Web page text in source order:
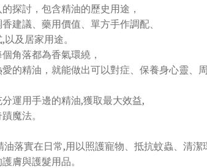
探討，包含精油的歷史用途，
建議、藥用價值、單方手作調配、
及居家用途。
角落都為香氣環繞，
的精油，就能做出可以對症、保養身心靈、
運用手邊的精油,獲取最大效益,
魔法。
落實在日常,用以照護寵物、抵抗蚊蟲、清潔
膚與護髮用品。